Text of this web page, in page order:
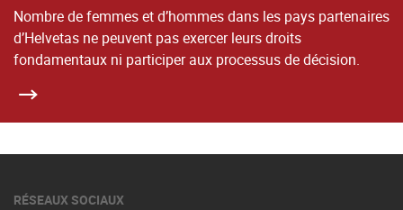
Nombre de femmes et d’hommes dans les pays partenaires
d’Helvetas ne peuvent pas exercer leurs droits
fondamentaux ni participer aux processus de décision.
RÉSEAUX SOCIAUX